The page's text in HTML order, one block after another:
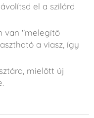
el a szilárd
van "melegítő
a viasz, így
mielőtt új